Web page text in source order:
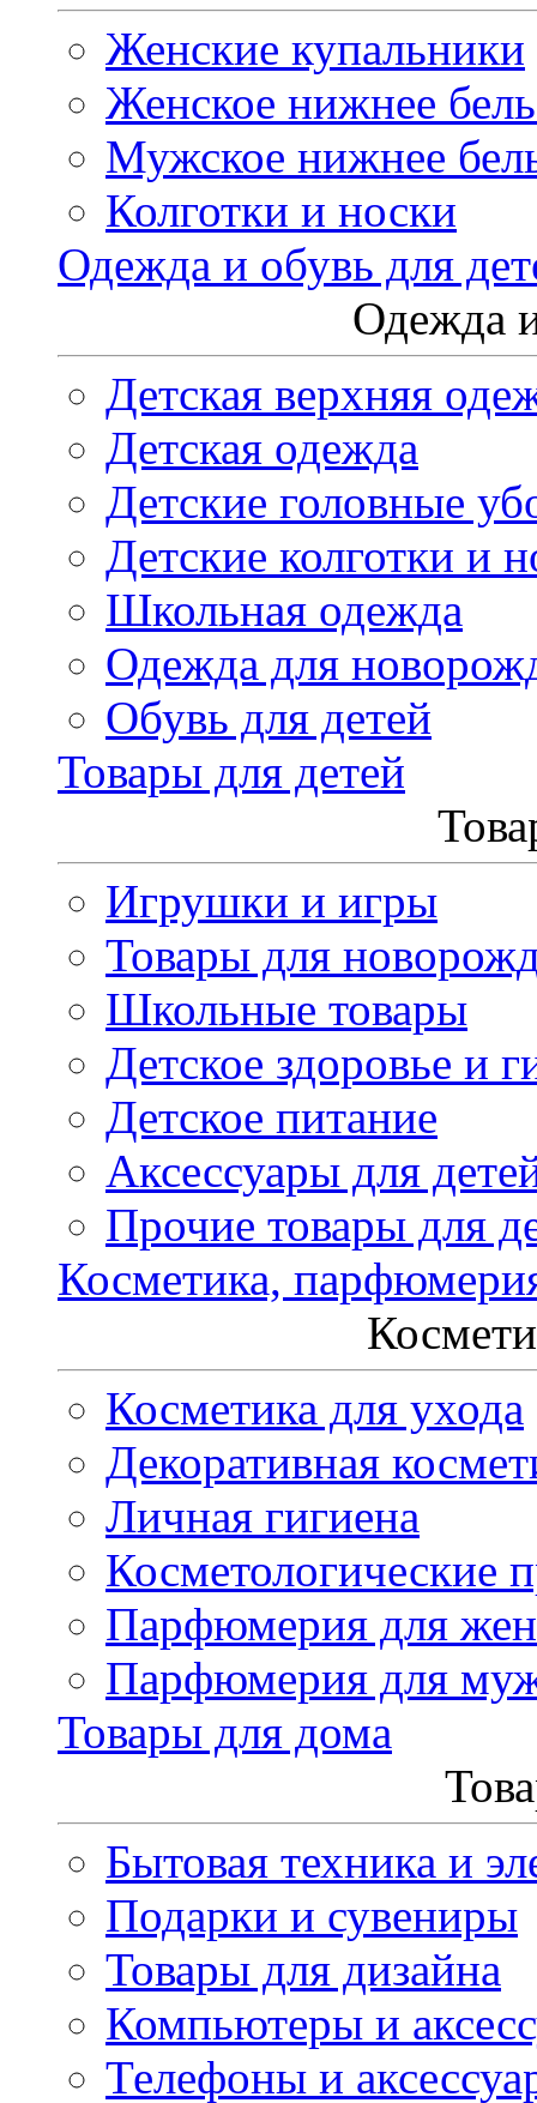
Женские купальники
Женское нижнее
Мужское нижнее
Колготки и носки
Одежда и обувь для
Одежда
Детская верхняя
Детская одежда
Детские головные
Детские колготки и
Школьная одежда
Одежда для
Обувь для детей
Товары для детей
Игрушки и игры
Товары для
Школьные товары
Детское здоровье и
Детское питание
Аксессуары для
Прочие товары для
Косметика,
Косметика для ухода
Декоративная
Личная гигиена
Косметологические
Парфюмерия для
Парфюмерия для
Товары для дома
Бытовая техника и
Подарки и сувениры
Товары для дизайна
Компьютеры и
Телефоны и